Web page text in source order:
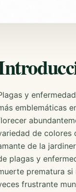
y
emblemáticas
de colores
de la
plagas y
prematura
frustrante